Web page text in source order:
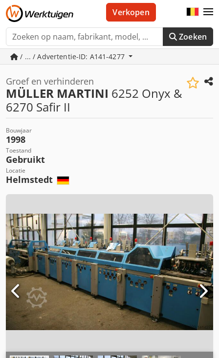
Zoeken
Verkopen
/ ... / Advertentie-ID: A141-4277
Groef en verhinderen
MÜLLER MARTINI 6252 Onyx &
6270 Safir II
Bouwjaar
1998
Toestand
Gebruikt
Locatie
Helmstedt